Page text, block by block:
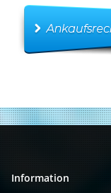
Information